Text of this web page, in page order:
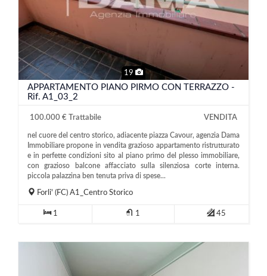
19
APPARTAMENTO PIANO PIRMO CON TERRAZZO -
Rif. A1_03_2
100.000 € Trattabile VENDITA
nel cuore del centro storico, adiacente piazza Cavour, agenzia Dama
Immobiliare propone in vendita grazioso appartamento ristrutturato
e in perfette condizioni sito al piano primo del plesso immobiliare,
con grazioso balcone affacciato sulla silenziosa corte interna.
piccola palazzina ben tenuta priva di spese...
Forli' (FC) A1_Centro Storico
1 1 45